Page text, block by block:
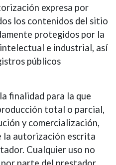
expresa por
los contenidos del sitio
protegidos por la
e industrial, así
públicos
finalidad para la que
total o parcial,
y comercialización,
la autorización escrita
Cualquier uso no